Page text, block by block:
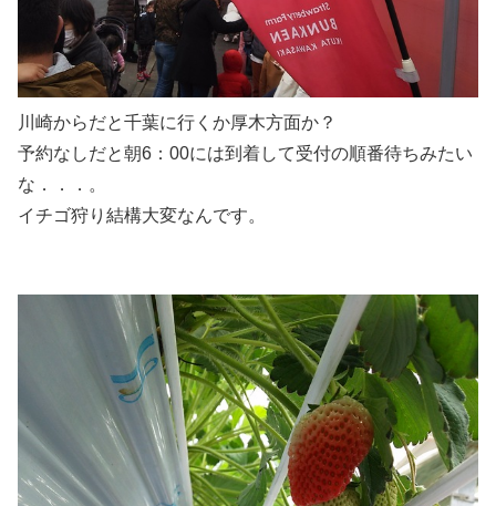
川崎からだと千葉に行くか厚木方面か？
予約なしだと朝6：00には到着して受付の順番待ちみたい
な．．．。
イチゴ狩り結構大変なんです。